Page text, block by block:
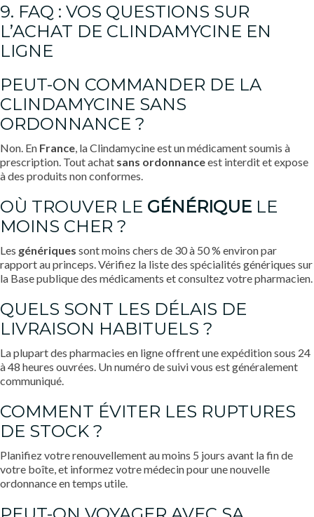
9. FAQ : VOS QUESTIONS SUR
L’ACHAT DE CLINDAMYCINE EN
LIGNE
PEUT-ON COMMANDER DE LA
CLINDAMYCINE SANS
ORDONNANCE ?
Non. En France, la Clindamycine est un médicament soumis à
prescription. Tout achat sans ordonnanceest interdit et expose
à des produits non conformes.
OÙ TROUVER LE GÉNÉRIQUE LE
MOINS CHER ?
Les génériques sont moins chers de 30 à 50 % environ par
rapport au princeps. Vérifiez la liste des spécialités génériques sur
la Base publique des médicaments et consultez votre pharmacien.
QUELS SONT LES DÉLAIS DE
LIVRAISON HABITUELS ?
La plupart des pharmacies en ligne offrent une expédition sous 24
à 48 heures ouvrées. Un numéro de suivi vous est généralement
communiqué.
COMMENT ÉVITER LES RUPTURES
DE STOCK ?
Planifiez votre renouvellement au moins 5 jours avant la fin de
votre boîte, et informez votre médecin pour une nouvelle
ordonnance en temps utile.